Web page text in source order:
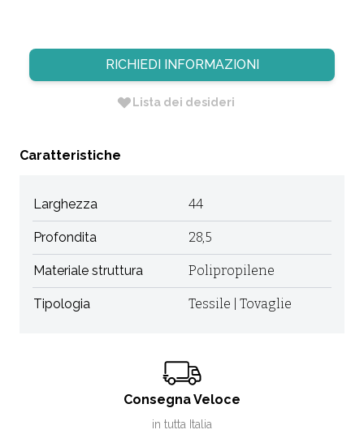
RICHIEDI INFORMAZIONI
Lista dei desideri
Caratteristiche
Larghezza 44
Profondita 28,5
Materiale struttura Polipropilene
Tipologia Tessile | Tovaglie
Consegna Veloce
in tutta Italia